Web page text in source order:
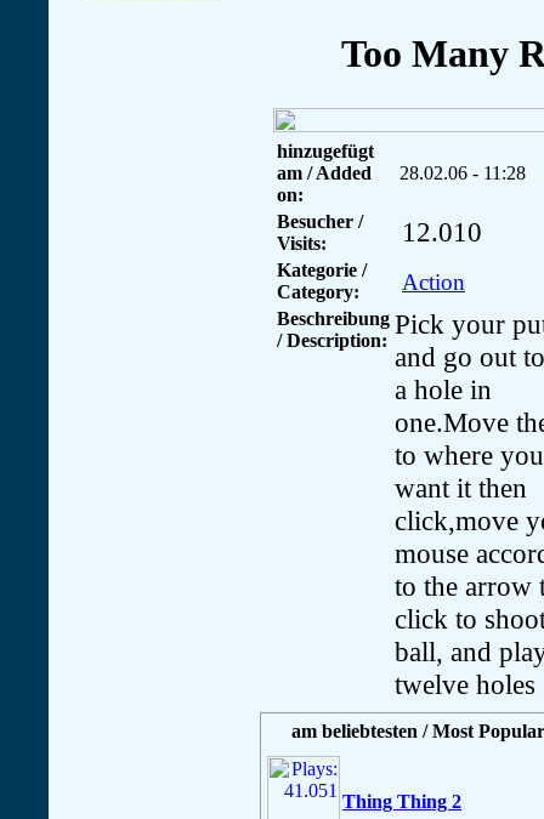
hinzugefügt
am / Added
on:
28.02.06 - 11:28
Besucher /
Visits:
12.010
Kategorie /
Category:
Action
Beschreibung
/ Description:
Pick your
and go out
a hole in
one.Move
to where you
want it then
click,move
mouse
to the arrow
click to
ball, and
twelve holes
am beliebtesten / Most
Thing Thing 2